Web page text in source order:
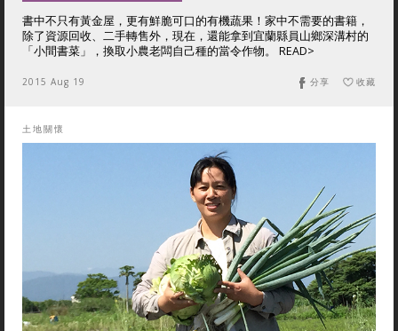
書中不只有黃金屋，更有鮮脆可口的有機蔬果！家中不需要的書籍，
除了資源回收、二手轉售外，現在，還能拿到宜蘭縣員山鄉深溝村的
「小間書菜」，換取小農老闆自己種的當令作物。 READ>
2015 Aug 19 收藏
分享
土地關懷